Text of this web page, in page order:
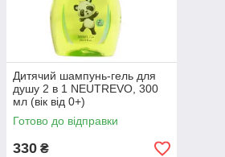
Дитячий шампунь-гель для
душу 2 в 1 NEUTREVO, 300
мл (вік від 0+)
Готово до відправки
330 ₴